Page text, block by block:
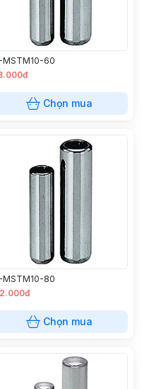
MSTM10-60
Chọn mua
MSTM10-80
Chọn mua